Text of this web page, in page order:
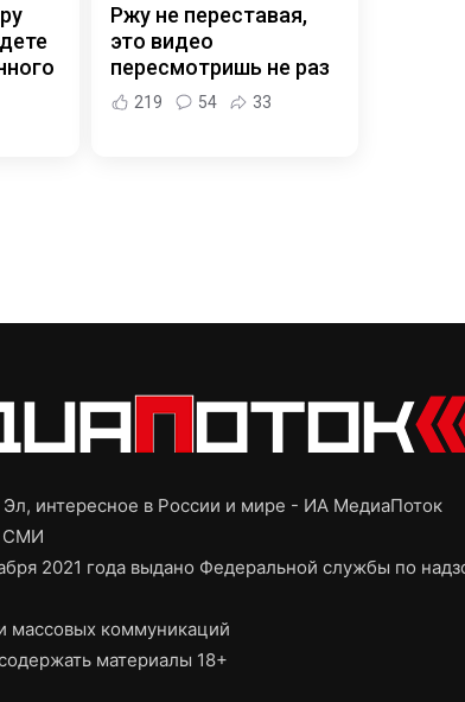
Ржу не переставая,
это видео
пересмотришь не раз
219 54 33
интересное в России и мире - ИА МедиаПоток
СМИ
2021 года выдано Федеральной службы по
массовых коммуникаций
материалы 18+